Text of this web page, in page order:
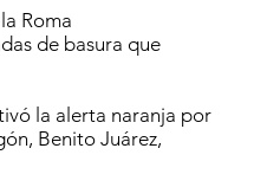
Roma
de basura que
la alerta naranja por
Benito Juárez,